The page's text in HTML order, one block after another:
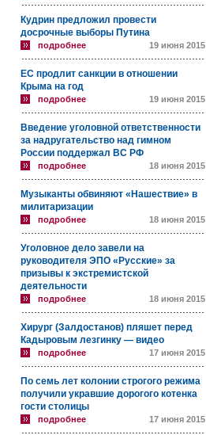
Кудрин предложил провести
досрочные выборы Путина
подробнее 19 июня 2015
ЕС продлит санкции в отношении
Крыма на год
подробнее 19 июня 2015
Введение уголовной ответственности
за надругательство над гимном
России поддержал ВС РФ
подробнее 18 июня 2015
Музыканты обвиняют «Нашествие» в
милитаризации
подробнее 18 июня 2015
Уголовное дело завели на
руководителя ЭПО «Русские» за
призывы к экстремистской
деятельности
подробнее 18 июня 2015
Хирург (Залдостанов) пляшет перед
Кадыровым лезгинку — видео
подробнее 17 июня 2015
По семь лет колонии строгого режима
получили укравшие дорогого котенка
гости столицы
подробнее 17 июня 2015